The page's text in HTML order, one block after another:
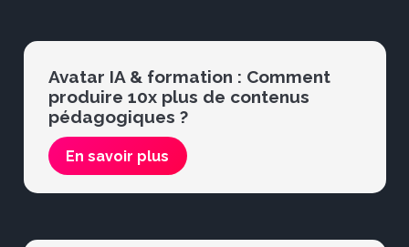
Avatar IA & formation : Comment
produire 10x plus de contenus
pédagogiques ?
En savoir plus